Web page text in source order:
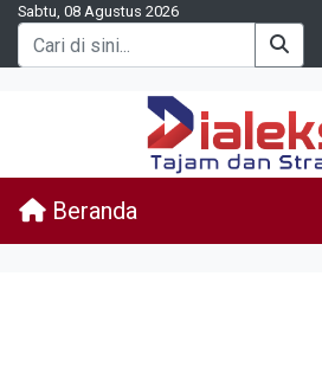
Sabtu, 08 Agustus 2026
Beranda